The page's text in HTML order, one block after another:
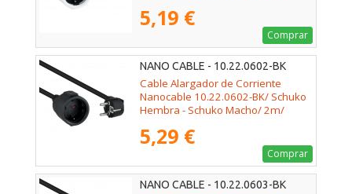
5,19 €
Comprar
NANO CABLE - 10.22.0602-BK
Cable Alargador de Corriente
Nanocable 10.22.0602-BK/ Schuko
Hembra - Schuko Macho/ 2m/
5,29 €
Comprar
NANO CABLE - 10.22.0603-BK